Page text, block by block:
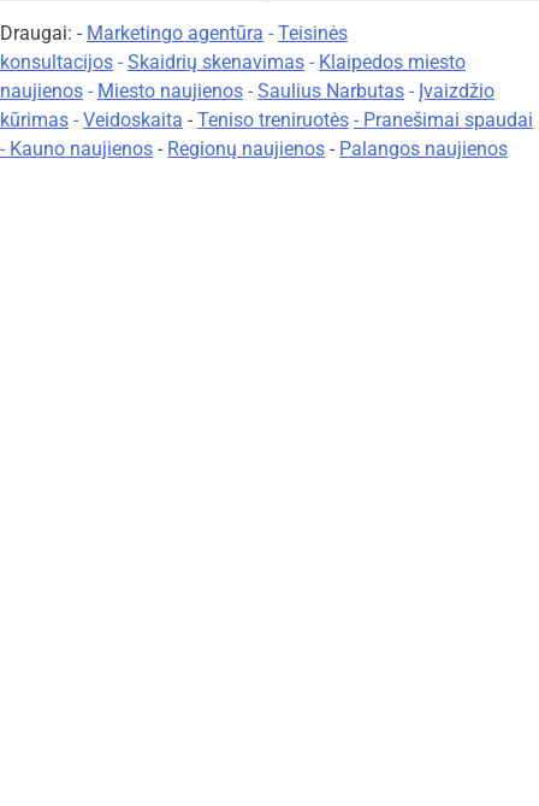
Draugai: - Marketingo agentūra - Teisinės
konsultacijos - Skaidrių skenavimas - Klaipedos miesto
naujienos - Miesto naujienos - Saulius Narbutas - Įvaizdžio
kūrimas - Veidoskaita - Teniso treniruotės - Pranešimai spaudai
- Kauno naujienos - Regionų naujienos - Palangos naujienos